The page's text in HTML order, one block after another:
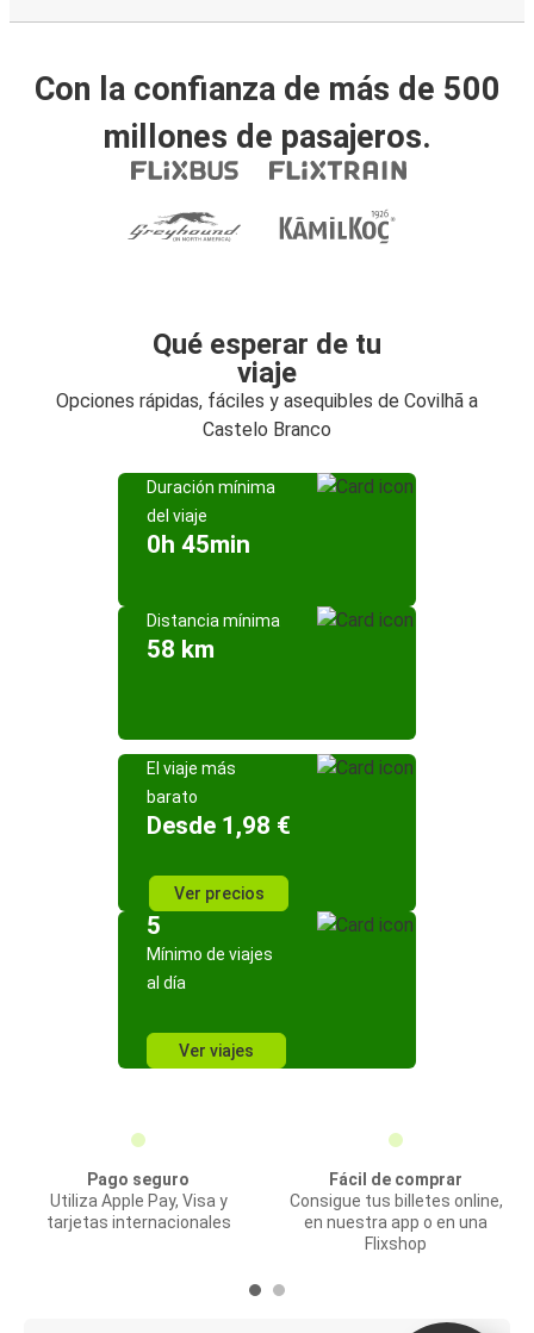
Con la confianza de más de 500
millones de pasajeros.
Qué esperar de tu
viaje
Opciones rápidas, fáciles y asequibles de Covilhã a
Castelo Branco
Duración mínima
del viaje
0h 45min
Distancia mínima
58 km
El viaje más
barato
Desde 1,98 €
Ver precios
5
Mínimo de viajes
al día
Ver viajes
Pago seguro
Utiliza Apple Pay, Visa y
tarjetas internacionales
Fácil de comprar
Consigue tus billetes online,
en nuestra app o en una
Flixshop